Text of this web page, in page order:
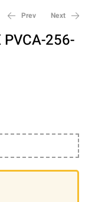
Prev Next
256-